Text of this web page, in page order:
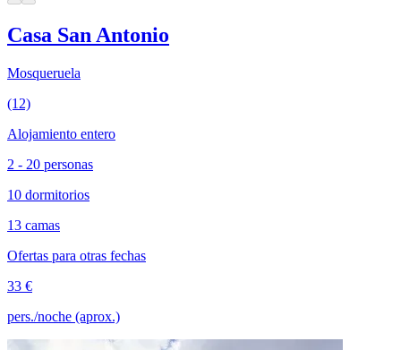
Casa San Antonio
Mosqueruela
(12)
Alojamiento entero
2 - 20 personas
10 dormitorios
13 camas
Ofertas para otras fechas
33 €
pers./noche (aprox.)